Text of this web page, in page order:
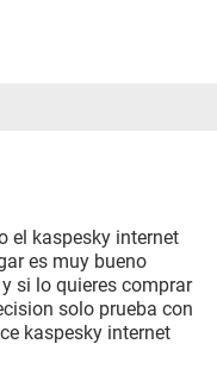
el kaspesky internet
es muy bueno
si lo quieres comprar
solo prueba con
kaspesky internet